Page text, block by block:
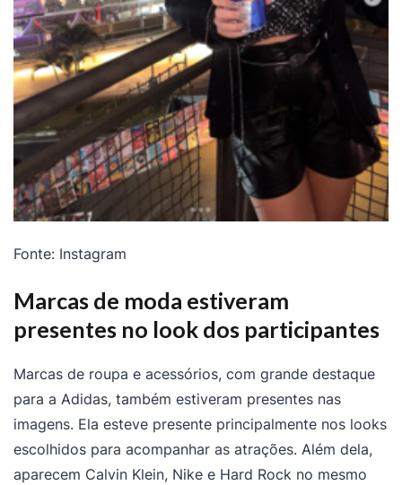
Fonte: Instagram
Marcas de moda estiveram
presentes no look dos participantes
Marcas de roupa e acessórios, com grande destaque
para a Adidas, também estiveram presentes nas
imagens. Ela esteve presente principalmente nos looks
escolhidos para acompanhar as atrações. Além dela,
aparecem Calvin Klein, Nike e Hard Rock no mesmo